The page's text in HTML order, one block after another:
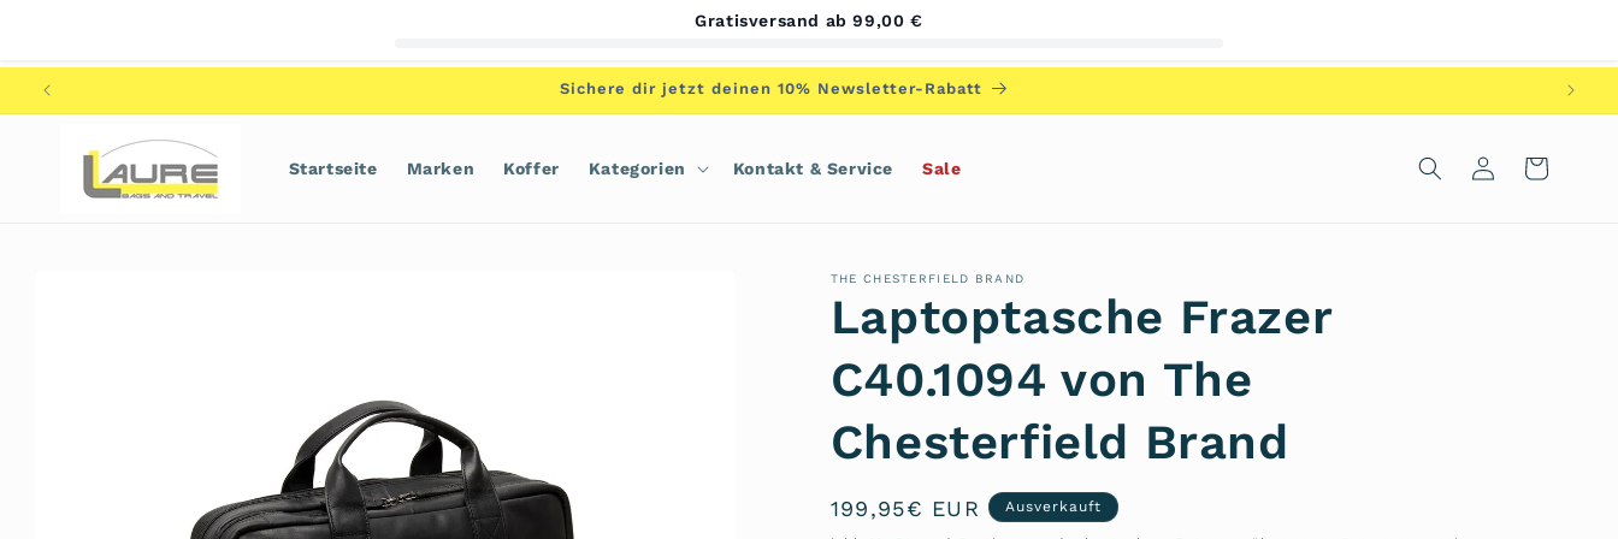
Sichere dir jetzt deinen 10% Newsletter-Rabatt
Startseite Marken Koffer Kategorien Kontakt & Service Sale EinloggenWarenkorb
THE CHESTERFIELD BRAND
Laptoptasche Frazer
C40.1094 von The
Chesterfield Brand
Normaler
199,95€ EUR Ausverkauft
Gratisversand ab 99,00 €